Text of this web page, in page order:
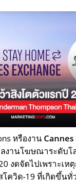
หรืองาน
งานโฆษณาระดับโ
งดจัดไปเพราะเห
โควิด-19 ที่เกิดขึ้น